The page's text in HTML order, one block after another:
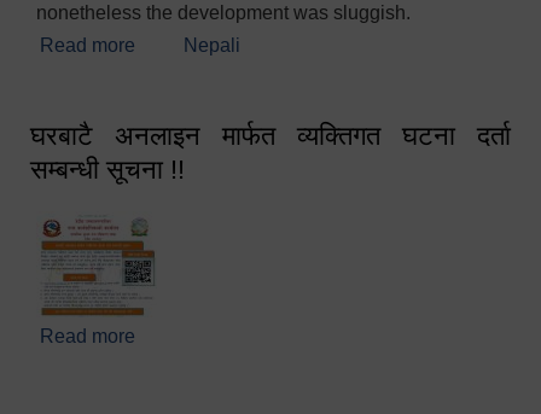
nonetheless the development was sluggish.
Read more about Welcome
Nepali
घरबाटै अनलाइन मार्फत व्यक्तिगत घटना दर्ता
सम्बन्धी सूचना !!
Read more